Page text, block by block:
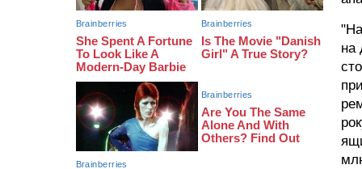
на
повномасштабної війни